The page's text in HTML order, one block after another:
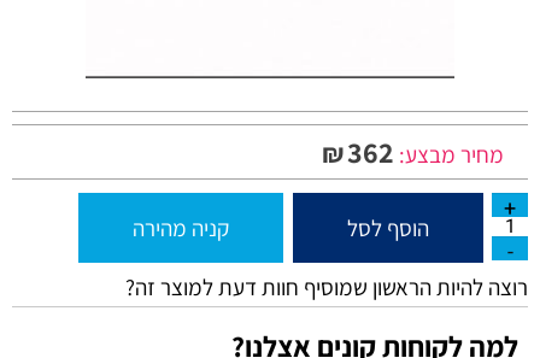
מחיר מבצע: ₪362
הוסף לסל קניה מהירה
רוצה להיות הראשון שמוסיף חוות דעת למוצר זה?
למה לקוחות קונים אצלנו?